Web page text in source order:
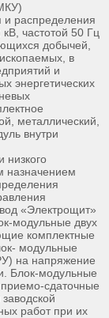
и распределения
частотой 50 Гц
добычей,
в
и
энергетических
металлический,
внутри
низкого
назначением
«Электрощит»
модульные двух
комплектные
модульные
на напряжение
Блок-модульные
приемо-сдаточные
работ при их